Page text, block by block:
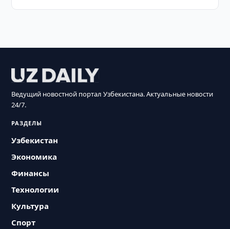
Ведущий новостной портал Узбекистана. Актуальные новости
24/7.
РАЗДЕЛЫ
Узбекистан
Экономика
Финансы
Технологии
Культура
Спорт